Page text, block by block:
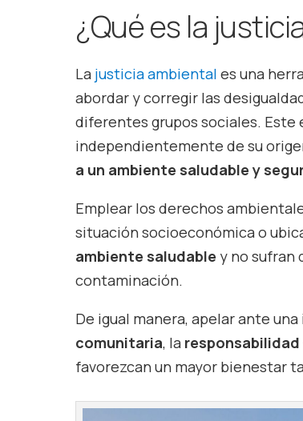
¿Qué es la
La justicia ambiental es una
abordar y corregir las
diferentes grupos sociales. Este
independientemente de su
a un ambiente saludable y
Emplear los derechos
situación socioeconómica o
ambiente saludable y no sufran
contaminación.
De igual manera, apelar ante
comunitaria, la responsabilidad
favorezcan un mayor bienestar